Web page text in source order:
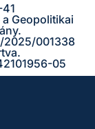
Geopolitikai
2025/001338
05